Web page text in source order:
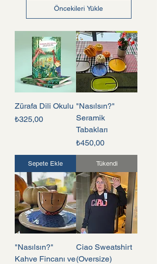
Öncekileri Yükle
Zürafa Dili Okulu
Fiyat
₺325,00
Sepete Ekle
"Nasılsın?"
Seramik
Tabakları
Fiyat
₺450,00
Tükendi
"Nasılsın?"
Kahve Fincanı ve
Ciao Sweatshirt
(Oversize)